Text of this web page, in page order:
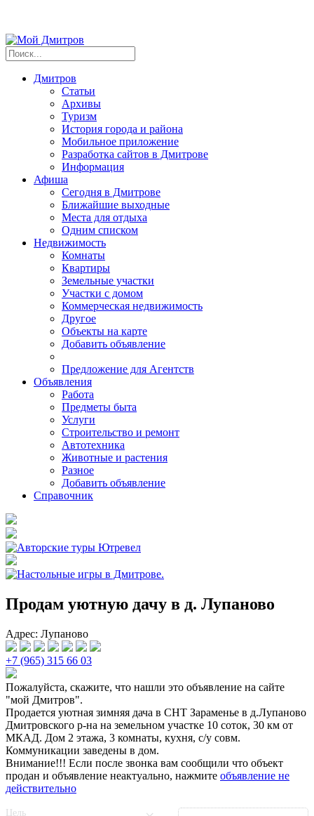
Дмитров
Статьи
Архивы
Туризм
История города и района
Мобильное приложение
Разработка сайтов в Дмитрове
Информация
Афиша
Сегодня в Дмитрове
Ближайшие выходные
Места для отдыха
Одним списком
Недвижимость
Комнаты
Квартиры
Земельные участки
Участки с домом
Коммерческая недвижимость
Другое
Объекты на карте
Добавить объявление
Предложение для Агентств
Объявления
Работа
Предметы быта
Услуги
Строительство и ремонт
Автотехника
Животные и растения
Разное
Добавить объявление
Справочник
Продам уютную дачу в д. Лупаново
Адрес: Лупаново
+7 (965) 315 66 03
Пожалуйста, скажите, что нашли это объявление на сайте
"мой Дмитров".
Продается уютная зимняя дача в СНТ Зараменье в д.Лупаново
Дмитровского р-на на земельном участке 10 соток, 30 км от
МКАД. Дом 2 этажа, 3 комнаты, кухня, с/у совм.
Коммуникации заведены в дом.
Внимание!!! Если после звонка вам сообщили что объект
продан и объявление неактуально, нажмите объявление не
действительно
Цель